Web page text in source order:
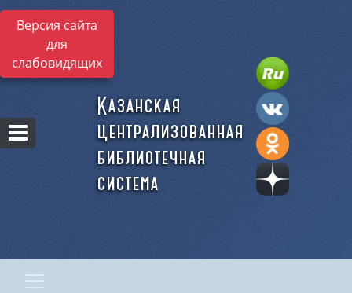
Версия сайта
для
слабовидящих
Казанская
централизованная
библиотечная
система